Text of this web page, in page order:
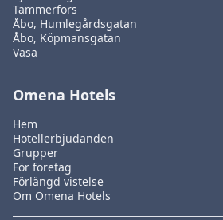
Tammerfors
Åbo, Humlegårdsgatan
Åbo, Köpmansgatan
Vasa
Omena Hotels
Hem
Hotellerbjudanden
Grupper
För företag
Förlängd vistelse
Om Omena Hotels